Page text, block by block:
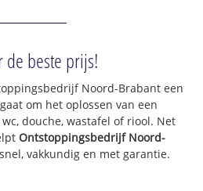
de beste prijs!
Noord-Brabant een
om het oplossen van een
douche, wastafel of riool. Net
Ontstoppingsbedrijf Noord-
vakkundig en met garantie.